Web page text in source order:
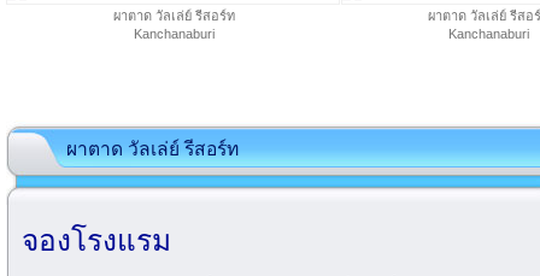
ผาตาด วัลเล่ย์ รีสอร์ท
Kanchanaburi
ผาตาด วัลเล่ย์ รีสอ
Kanchanaburi
ผาตาด วัลเล่ย์ รีสอร์ท
จองโรงแรม